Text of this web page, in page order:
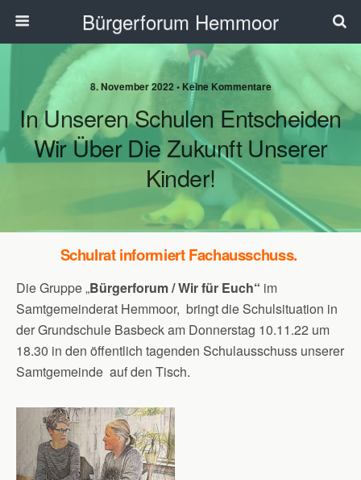
Bürgerforum Hemmoor
8. November 2022 • Keine Kommentare
In Unseren Schulen Entscheiden
Wir Über Die Zukunft Unserer
Kinder!
Schulrat informiert Fachausschuss.
Die Gruppe „Bürgerforum / Wir für Euch“ im
Samtgemeinderat Hemmoor, bringt die Schulsituation in
der Grundschule Basbeck am Donnerstag 10.11.22 um
18.30 in den öffentlich tagenden Schulausschuss unserer
Samtgemeinde auf den Tisch.